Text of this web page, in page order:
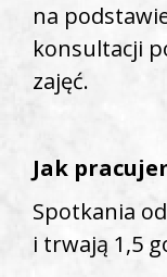
na
konsultacji
zajęć.
Jak
Spotkania
i trwają 1,5